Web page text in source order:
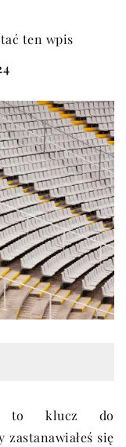
ten wpis
to klucz do
zastanawiałeś się